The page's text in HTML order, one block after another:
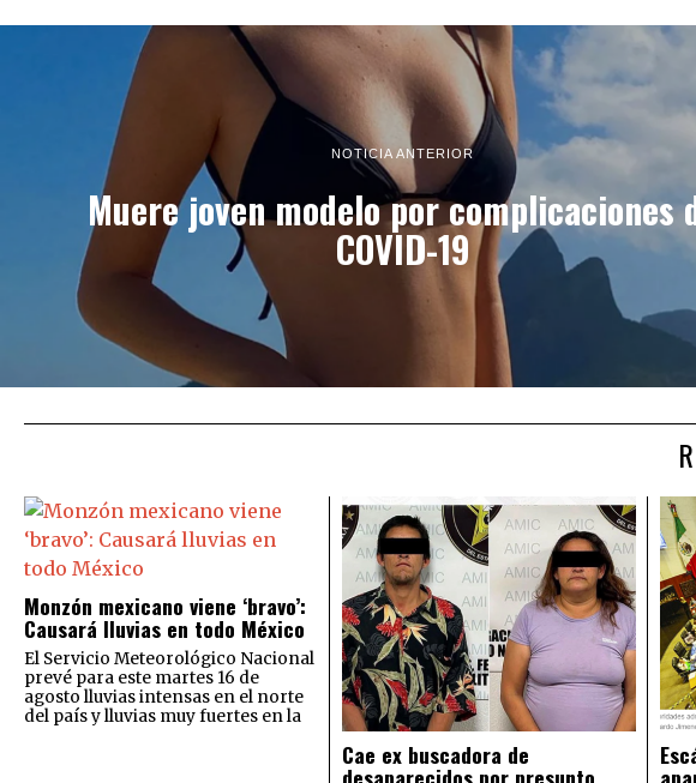
NOTICIA ANTERIOR
Muere joven modelo por complicaciones
COVID-19
Monzón mexicano viene ‘bravo’:
Causará lluvias en todo México
El Servicio Meteorológico Nacional
prevé para este martes 16 de
agosto lluvias intensas en el norte
del país y lluvias muy fuertes en la
Cae ex buscadora de
desaparecidos por presunto